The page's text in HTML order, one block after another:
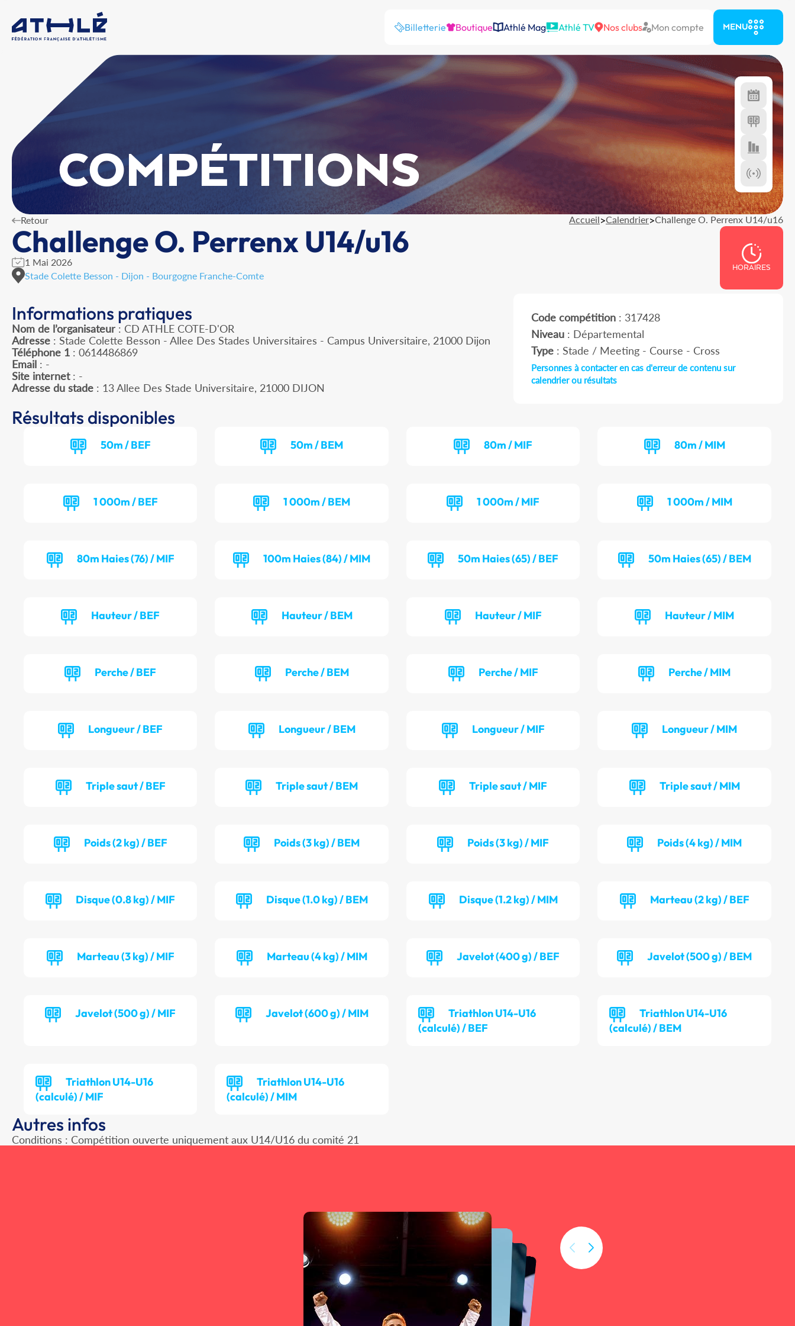
Billetterie Boutique Athlé Mag Athlé TV Nos clubs Mon compte MENU
COMPÉTITIONS
Retour Accueil>Calendrier>Challenge O. Perrenx U14/u16
Challenge O. Perrenx U14/u16
1 Mai 2026
Stade Colette Besson - Dijon - Bourgogne Franche-Comte
HORAIRES
Informations pratiques
Nom de l’organisateur : CD ATHLE COTE-D'OR
Adresse : Stade Colette Besson - Allee Des Stades Universitaires - Campus Universitaire, 21000 Dijon
Téléphone 1 : 0614486869
Email : -
Site internet: -
Adresse du stade : 13 Allee Des Stade Universitaire, 21000 DIJON
Code compétition: 317428
Niveau: Départemental
Type: Stade / Meeting - Course - Cross
Personnes à contacter en cas d'erreur de contenu sur
calendrier ou résultats
Résultats disponibles
50m / BEF 50m / BEM 80m / MIF 80m / MIM
1 000m / BEF 1 000m / BEM 1 000m / MIF 1 000m / MIM
80m Haies (76) / MIF 100m Haies (84) / MIM 50m Haies (65) / BEF 50m Haies (65) / BEM
Hauteur / BEF Hauteur / BEM Hauteur / MIF Hauteur / MIM
Perche / BEF Perche / BEM Perche / MIF Perche / MIM
Longueur / BEF Longueur / BEM Longueur / MIF Longueur / MIM
Triple saut / BEF Triple saut / BEM Triple saut / MIF Triple saut / MIM
Poids (2 kg) / BEF Poids (3 kg) / BEM Poids (3 kg) / MIF Poids (4 kg) / MIM
Disque (0.8 kg) / MIF Disque (1.0 kg) / BEM Disque (1.2 kg) / MIM Marteau (2 kg) / BEF
Marteau (3 kg) / MIF Marteau (4 kg) / MIM Javelot (400 g) / BEF Javelot (500 g) / BEM
Javelot (500 g) / MIF Javelot (600 g) / MIM
Triathlon U14-U16
(calculé) / BEF
Triathlon U14-U16
(calculé) / BEM
Triathlon U14-U16
(calculé) / MIF
Triathlon U14-U16
(calculé) / MIM
Autres infos
Conditions : Compétition ouverte uniquement aux U14/U16 du comité 21